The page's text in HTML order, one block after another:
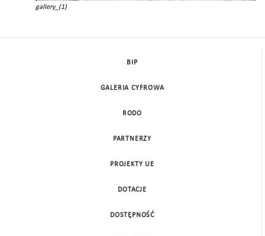
gallery_(1)
BIP
GALERIA CYFROWA
RODO
PARTNERZY
PROJEKTY UE
DOTACJE
DOSTĘPNOŚĆ